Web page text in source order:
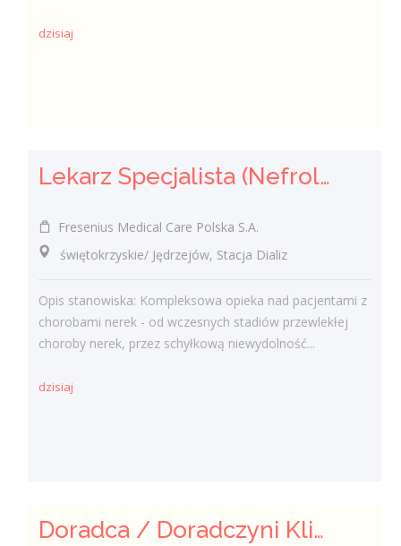
dzisiaj
Lekarz Specjalista (Nefrolog / Internista) (K/M/N)
Fresenius Medical Care Polska S.A.
świętokrzyskie/ Jędrzejów, Stacja Dializ
Opis stanowiska: Kompleksowa opieka nad pacjentami z
chorobami nerek - od wczesnych stadiów przewlekłej
choroby nerek, przez schyłkową niewydolność...
dzisiaj
Doradca / Doradczyni Klienta (bankowość)